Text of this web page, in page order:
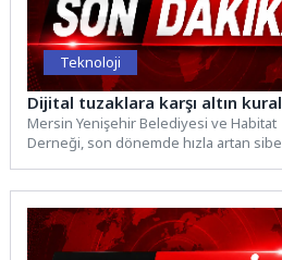
Teknoloji
Dijital tuzaklara karşı altın
Mersin Yenişehir Belediyesi ve Habitat
Derneği, son dönemde hızla artan